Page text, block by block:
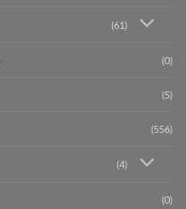
(61)
(0)
(5)
(556)
(4)
(0)